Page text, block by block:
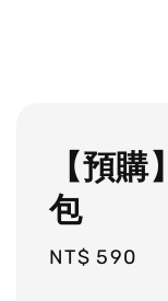
【預
包
Regular
NT$ 590